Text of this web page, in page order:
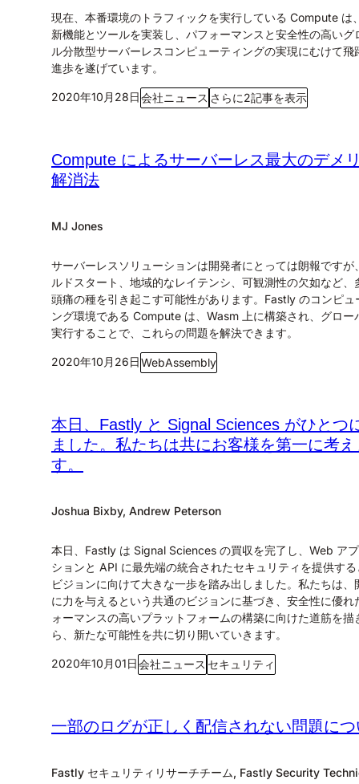
現在、本番環境のトラフィックを実行している Compute は
新機能とツールを実装し、パフォーマンスと安全性の高いグ
ル分散型サーバーレスコンピューティングの実現にむけて飛
進歩を遂げています。
2020年10月28日会社ニュース さらに2記事を表示
Compute によるサーバーレス最大のデメ
解消法
MJ Jones
サーバーレスソリューションは開発者にとっては朗報ですが
ルドスタート、地域的なレイテンシ、可観測性の欠如など、
頭痛の種を引き起こす可能性があります。Fastly のコンピュ
ング環境である Compute は、Wasm 上に構築され、グロー
実行することで、これらの問題を解決できます。
2020年10月26日WebAssembly
本日、Fastly と Signal Sciences がひとつ
ました。私たちは共にお客様を第一に考
す。
Joshua Bixby, Andrew Peterson
本日、Fastly は Signal Sciences の買収を完了し、Web ア
ションと API に最先端の統合されたセキュリティを提供す
ビジョンに向けて大きな一歩を踏み出しました。私たちは、
に力を与えるという共通のビジョンに基づき、安全性に優れ
ォーマンスの高いプラットフォームの構築に向けた道筋を描
ら、新たな可能性を共に切り開いていきます。
2020年10月01日会社ニュース セキュリティ
一部のログが正しく配信されない問題に
Fastly セキュリティリサーチチーム, Fastly Security